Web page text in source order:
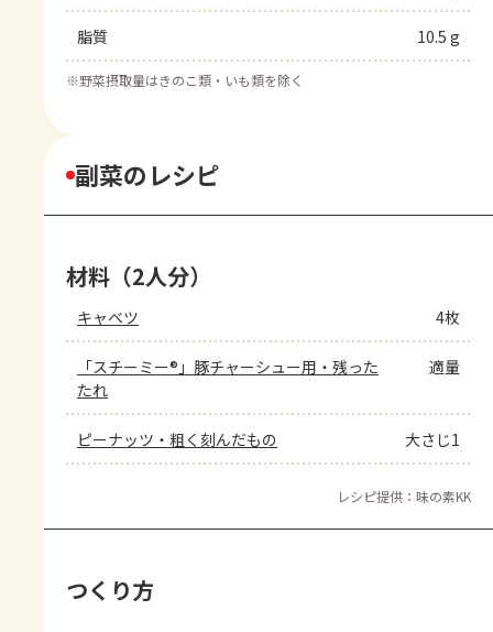
脂質 10.5 g
※野菜摂取量はきのこ類・いも類を除く
副菜のレシピ
材料（2人分）
キャベツ 4枚
「スチーミー®」豚チャーシュー用・残った
たれ
適量
ピーナッツ・粗く刻んだもの 大さじ1
レシピ提供：味の素KK
つくり方